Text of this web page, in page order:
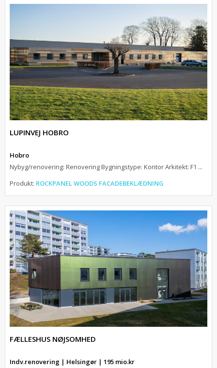
LUPINVEJ HOBRO
Hobro
Nybyg/renovering: Renovering Bygningstype: Kontor Arkitekt: F1 ...
Produkt: ROCKPANEL WOODS FACADEBEKLÆDNING
FÆLLESHUS NØJSOMHED
Indv.renovering | Helsingør | 195 mio.kr